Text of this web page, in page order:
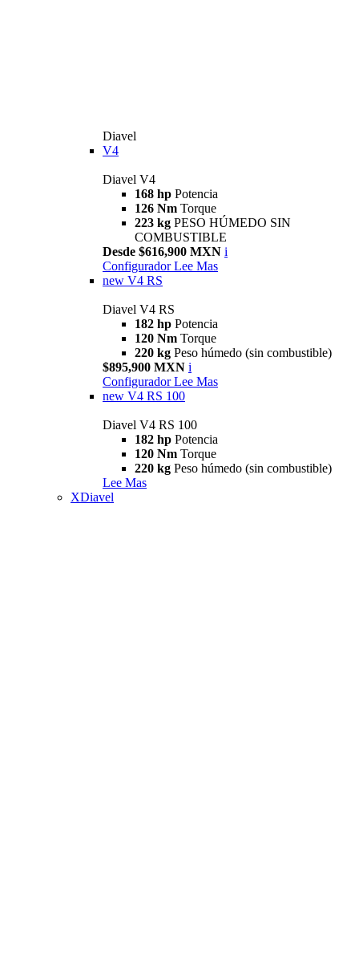
Diavel
V4
Diavel V4
168 hp Potencia
126 Nm Torque
223 kg PESO HÚMEDO SIN
COMBUSTIBLE
Desde $616,900 MXN i
Configurador Lee Mas
new V4 RS
Diavel V4 RS
182 hp Potencia
120 Nm Torque
220 kg Peso húmedo (sin combustible)
$895,900 MXN i
Configurador Lee Mas
new V4 RS 100
Diavel V4 RS 100
182 hp Potencia
120 Nm Torque
220 kg Peso húmedo (sin combustible)
Lee Mas
XDiavel